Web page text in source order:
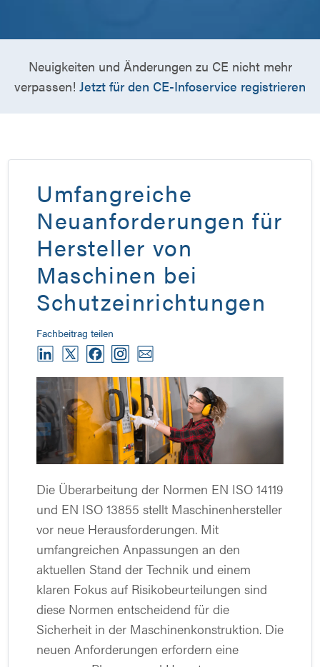
Neuigkeiten und Änderungen zu CE nicht mehr
verpassen! Jetzt für den CE-Infoservice registrieren
Umfangreiche
Neuanforderungen für
Hersteller von
Maschinen bei
Schutzeinrichtungen
Fachbeitrag teilen
Die Überarbeitung der Normen EN ISO 14119
und EN ISO 13855 stellt Maschinenhersteller
vor neue Herausforderungen. Mit
umfangreichen Anpassungen an den
aktuellen Stand der Technik und einem
klaren Fokus auf Risikobeurteilungen sind
diese Normen entscheidend für die
Sicherheit in der Maschinenkonstruktion. Die
neuen Anforderungen erfordern eine